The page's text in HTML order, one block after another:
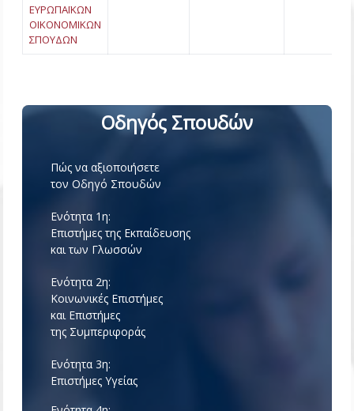
ΕΥΡΩΠΑΪΚΩΝ
ΟΙΚΟΝΟΜΙΚΩΝ
ΣΠΟΥΔΩΝ
Οδηγός Σπουδών
Πώς να αξιοποιήσετε
τον Οδηγό Σπουδών
Ενότητα 1η:
Επιστήμες της Εκπαίδευσης
και των Γλωσσών
Ενότητα 2η:
Κοινωνικές Επιστήμες
και Επιστήμες
της Συμπεριφοράς
Ενότητα 3η:
Επιστήμες Υγείας